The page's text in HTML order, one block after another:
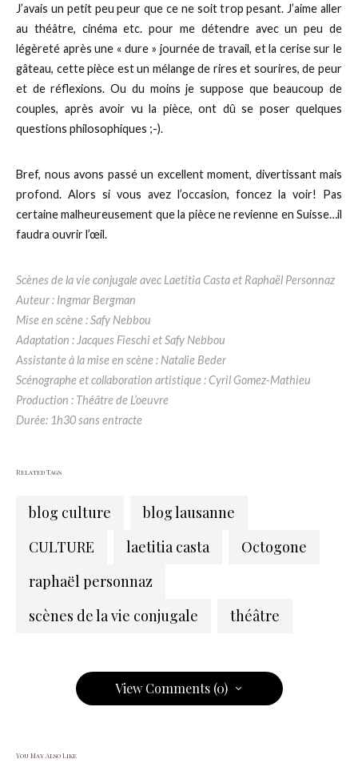
J’avais un petit peu peur que ce ne soit trop pesant. J’aime aller
au théâtre, cinéma etc. pour me détendre avec un peu de
légèreté après une « dure » journée de travail, et la cerise sur le
gâteau, cette pièce est un mélange de rires et sourires, de peur
et de réflexions. Ou du moins je suppose que beaucoup de
couples, après avoir vu la pièce, ont dû se poser quelques
questions philosophiques ;-).
Bref, nous avons passé un excellent moment, divertissant mais
profond. Alors si vous avez l’occasion, foncez la voir! Pas
certaine malheureusement que la pièce ne revienne en Suisse…il
faudra ouvrir l’œil.
Scènes de la vie conjugale avec Laetitia Casta et Raphaël Personnaz
Auteur : Ingmar Bergman
Mise en scène : Safy Nebbou
Adaptation : Jacques Fieschi et Safy Nebbou
Assistante à la mise en scène : Natalie Beder
Scénographe et collaboration artistique : Cyril Gomez-Mathieu
Production : Théâtre de L’oeuvre
Durée: 1h30 sans entracte
Related Tags
blog culture
blog lausanne
CULTURE
laetitia casta
Octogone
raphaël personnaz
scènes de la vie conjugale
théâtre
View Comments (0)
You May Also Like